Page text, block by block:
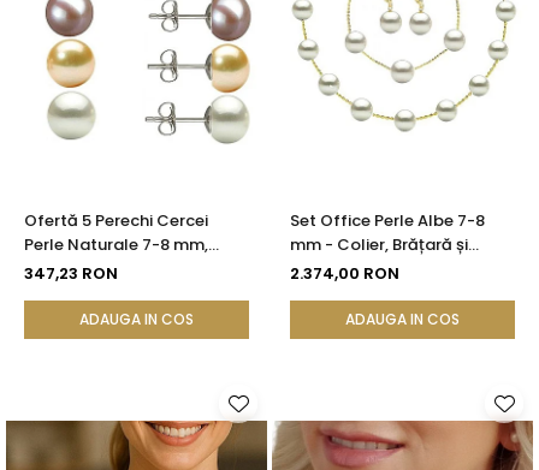
Ofertă 5 Perechi Cercei
Perle Naturale 7-8 mm,
Argint 925 - Alb, Crem,
KASKADDA®
347,23 RON
ADAUGA IN COS
Set Office Perle Albe 7-8
mm - Colier, Brățară și
Cercei, Aur Galben 14K |
2.374,00 RON
ADAUGA IN COS